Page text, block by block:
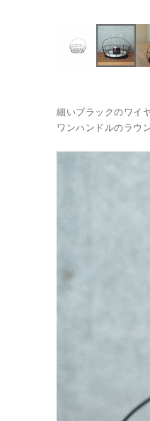
細いブラックのワイ
ワンハンドルのラウ